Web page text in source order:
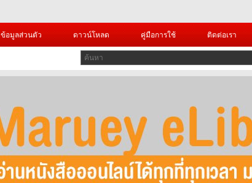
ข้อมูลส่วนตัว ดาวน์โหลด คู่มือการใช้ ติดต่อเรา